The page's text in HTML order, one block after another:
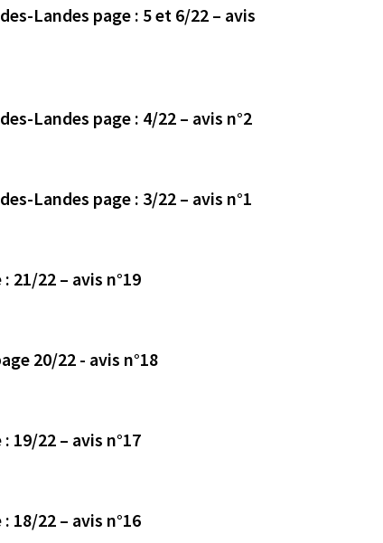
: 5 et 6/22 – avis
Avis déposé le 27/10/2023 en mairie de Saint-Vincent-des-Landes page : 4/22 – avis n°2
Avis déposé le 16/10/2023 en mairie de Saint-Vincent-des-Landes page : 3/22 – avis n°1
Avis déposé le 27/10/2023 en mairie de Treffieux page : 21/22 – avis n°19
20/22 - avis n°18
Avis déposé le 30/10/2023 en mairie de Treffieux page : 19/22 – avis n°17
Avis déposé le 30/10/2023 en mairie de Treffieux page : 18/22 – avis n°16